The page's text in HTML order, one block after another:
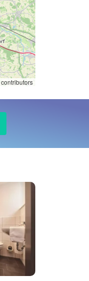
contributors